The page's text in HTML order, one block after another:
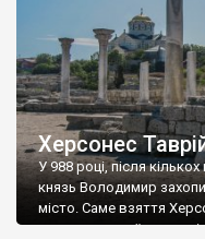
Херсонес
У 988 році, після
князь Володимир
місто. Саме взяття
диктувати свої умови